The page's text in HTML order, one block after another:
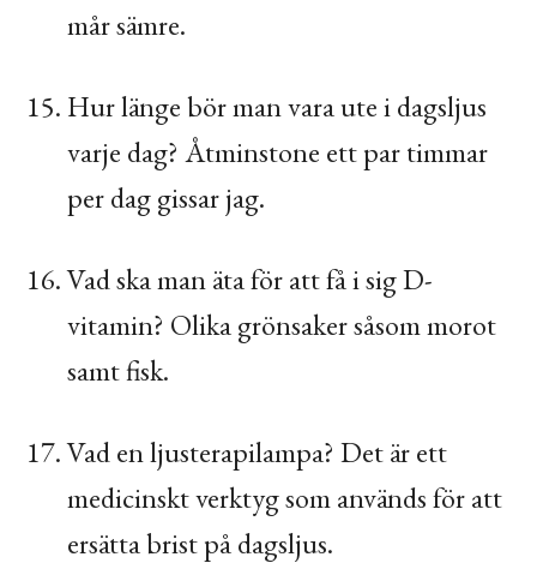
mår sämre.
Hur länge bör man vara ute i dagsljus
varje dag? Åtminstone ett par timmar
per dag gissar jag.
Vad ska man äta för att få i sig D-
vitamin? Olika grönsaker såsom morot
samt fisk.
Vad en ljusterapilampa? Det är ett
medicinskt verktyg som används för att
ersätta brist på dagsljus.